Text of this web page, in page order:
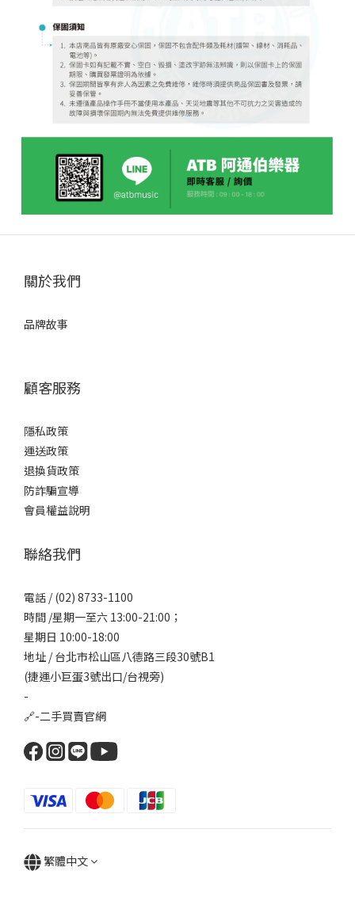
關於我們
品牌故事
顧客服務
隱私政策
運送政策
退換貨政策
防詐騙宣導
會員權益說明
聯絡我們
電話 / (02) 8733-1100
時間 /星期一至六 13:00-21:00；
星期日 10:00-18:00
地址 / 台北市松山區八德路三段30號B1
(捷運小巨蛋3號出口/台視旁)
-
🔗-二手買賣官網
繁體中文